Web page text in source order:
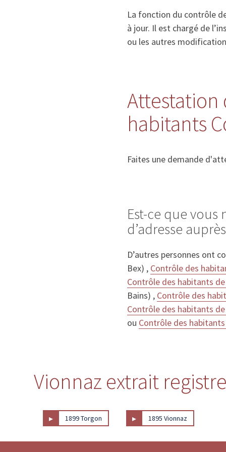
La fonction du contrôle
à jour. Il est chargé de
ou les autres
Attestation
habitants
Faites une demande
Est-ce que
d’adresse
D’autres personnes ont
Bex) , Contrôle des
Contrôle des habitants de
Bains) , Contrôle des
Contrôle des habitants
ou Contrôle des
Vionnaz extrait
▸ 1899 Torgon ▸ 1895 Vionnaz